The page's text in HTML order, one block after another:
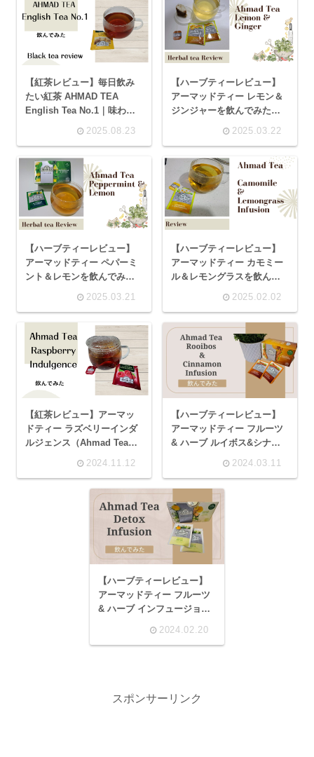
【紅茶レビュー】毎日飲み
たい紅茶 AHMAD TEA
English Tea No.1｜味わ
2025.08.23
【ハーブティーレビュー】
アーマッドティー レモン＆
ジンジャーを飲んでみた
2025.03.22
【ハーブティーレビュー】
アーマッドティー ペパーミ
ント＆レモンを飲んでみた
2025.03.21
【ハーブティーレビュー】
アーマッドティー カモミー
ル＆レモングラスを飲んで
2025.02.02
【紅茶レビュー】アーマッ
ドティー ラズベリーインダ
ルジェンス（Ahmad Tea
Raspberry Indulgence）を
2024.11.12
【ハーブティーレビュー】
アーマッドティー フルーツ
& ハーブ ルイボス&シナモ
ンを飲んでみた (Ahmad
2024.03.11
【ハーブティーレビュー】
アーマッドティー フルーツ
& ハーブ インフュージョン
(Ahmad Tea/Detox
2024.02.20
スポンサーリンク